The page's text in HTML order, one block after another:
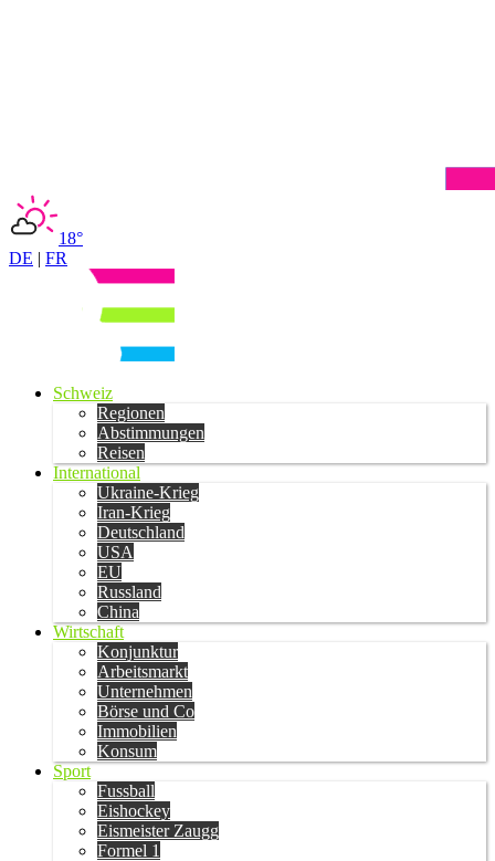
18°
DE | FR
Schweiz
Regionen
Abstimmungen
Reisen
International
Ukraine-Krieg
Iran-Krieg
Deutschland
USA
EU
Russland
China
Wirtschaft
Konjunktur
Arbeitsmarkt
Unternehmen
Börse und Co
Immobilien
Konsum
Sport
Fussball
Eishockey
Eismeister Zaugg
Formel 1